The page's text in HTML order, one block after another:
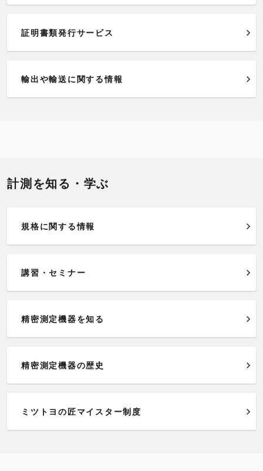
証明書類発行サービス
輸出や輸送に関する情報
計測を知る・学ぶ
規格に関する情報
講習・セミナー
精密測定機器を知る
精密測定機器の歴史
ミツトヨの匠マイスター制度